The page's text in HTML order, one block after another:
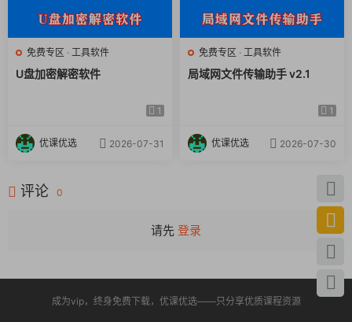
免费专区 · 工具软件
U盘加密解密软件
1
优课优选 2026-07-31
免费专区 · 工具软件
局域网文件传输助手 v2.1
1
优课优选 2026-07-30
评论 0
请先 登录
成为vip，终身免费下载，优课优选——只分享优质课程资源